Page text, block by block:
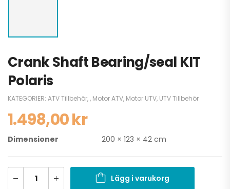
Crank Shaft Bearing/seal KIT
Polaris
KATEGORIER: ATV Tillbehör,, Motor ATV, Motor UTV, UTV Tillbehör
1.498,00kr
Dimensioner 200 × 123 × 42 cm
Lägg i varukorg